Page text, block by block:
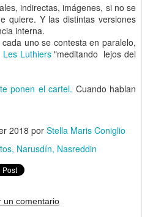
indirectas, imágenes, si no se
quiere. Y las distintas versiones
interna.
uno se contesta en paralelo,
Les Luthiers"meditando lejos del
ponen el cartel. Cuando hablan
2018 por Stella Maris Coniglio
Narusdín Nasreddin
un comentario